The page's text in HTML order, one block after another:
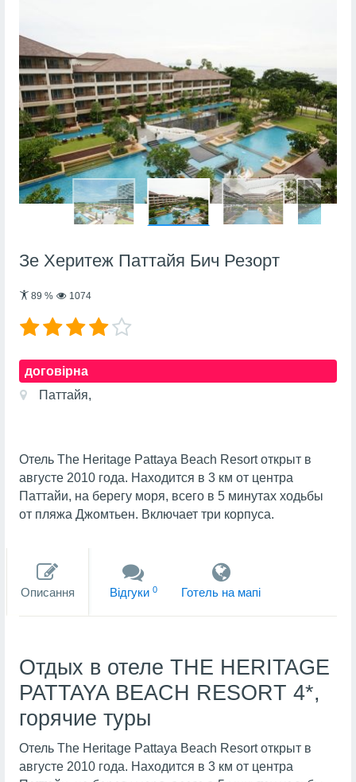
Зе Херитеж Паттайя Бич Резорт
89 % 1074
договірна
Паттайя,
Отель The Heritage Pattaya Beach Resort открыт в
августе 2010 года. Находится в 3 км от центра
Паттайи, на берегу моря, всего в 5 минутах ходьбы
от пляжа Джомтьен. Включает три корпуса.
Описання Вiдгуки 0 Готель на мапi
Отдых в отеле THE HERITAGE
PATTAYA BEACH RESORT 4*,
горячие туры
Отель The Heritage Pattaya Beach Resort открыт в
августе 2010 года. Находится в 3 км от центра